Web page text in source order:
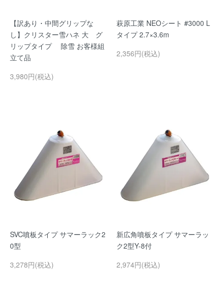
【訳あり・中間グリップな
し】クリスター雪ハネ 大 グ
リップタイプ 除雪 お客様組
立て品
3,980円(税込)
萩原工業 NEOシート #3000 L
タイプ 2.7×3.6m
2,356円(税込)
SVC噴板タイプ サマーラック2
0型
3,278円(税込)
新広角噴板タイプ サマーラッ
ク2型Y-8付
2,974円(税込)